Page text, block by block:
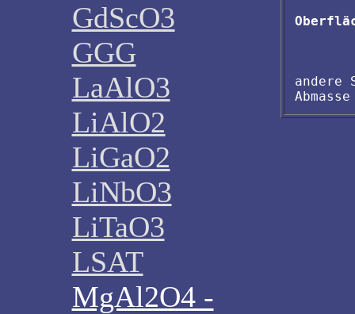
GdScO3
GGG
LaAlO3
LiAlO2
LiGaO2
LiNbO3
LiTaO3
LSAT
MgAl2O4 -
andere